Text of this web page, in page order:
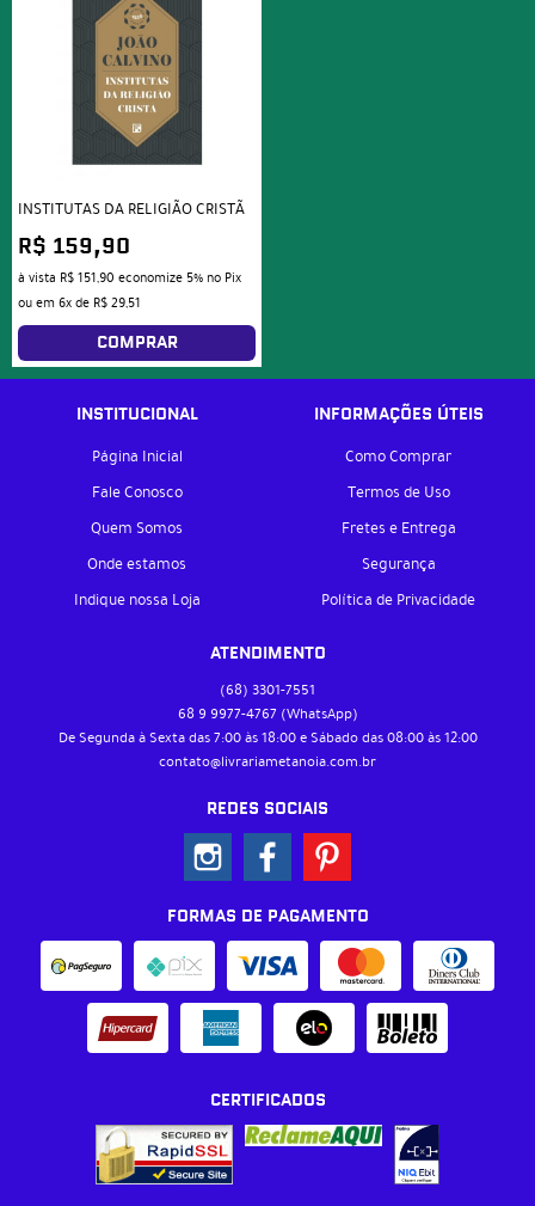
INSTITUTAS DA RELIGIÃO CRISTÃ
R$ 159,90
à vista R$ 151,90 economize 5% no Pix
ou em 6xde R$ 29,51
COMPRAR
INSTITUCIONAL
Página Inicial
Fale Conosco
Quem Somos
Onde estamos
Indique nossa Loja
INFORMAÇÕES ÚTEIS
Como Comprar
Termos de Uso
Fretes e Entrega
Segurança
Política de Privacidade
ATENDIMENTO
(68) 3301-7551
68 9 9977-4767 (WhatsApp)
De Segunda à Sexta das 7:00 às 18:00 e Sábado das 08:00 às 12:00
contato@livrariametanoia.com.br
REDES SOCIAIS
FORMAS DE PAGAMENTO
CERTIFICADOS